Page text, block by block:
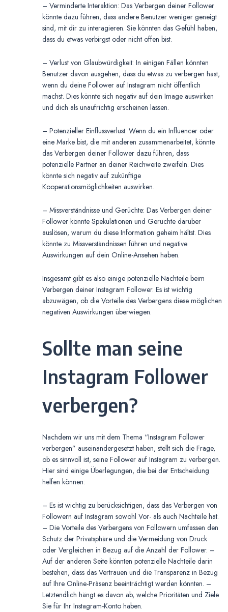
– Verminderte Interaktion: Das Verbergen deiner Follower
könnte dazu führen, dass andere Benutzer weniger geneigt
sind, mit dir zu interagieren. Sie könnten das Gefühl haben,
dass du etwas verbirgst oder nicht offen bist.
– Verlust von Glaubwürdigkeit: In einigen Fällen könnten
Benutzer davon ausgehen, dass du etwas zu verbergen hast,
wenn du deine Follower auf Instagram nicht öffentlich
machst. Dies könnte sich negativ auf dein Image auswirken
und dich als unaufrichtig erscheinen lassen.
– Potenzieller Einflussverlust: Wenn du ein Influencer oder
eine Marke bist, die mit anderen zusammenarbeitet, könnte
das Verbergen deiner Follower dazu führen, dass
potenzielle Partner an deiner Reichweite zweifeln. Dies
könnte sich negativ auf zukünftige
Kooperationsmöglichkeiten auswirken.
– Missverständnisse und Gerüchte: Das Verbergen deiner
Follower könnte Spekulationen und Gerüchte darüber
auslösen, warum du diese Information geheim hältst. Dies
könnte zu Missverständnissen führen und negative
Auswirkungen auf dein Online-Ansehen haben.
Insgesamt gibt es also einige potenzielle Nachteile beim
Verbergen deiner Instagram Follower. Es ist wichtig
abzuwägen, ob die Vorteile des Verbergens diese möglichen
negativen Auswirkungen überwiegen.
Sollte man seine
Instagram Follower
verbergen?
Nachdem wir uns mit dem Thema “Instagram Follower
verbergen” auseinandergesetzt haben, stellt sich die Frage,
ob es sinnvoll ist, seine Follower auf Instagram zu verbergen.
Hier sind einige Überlegungen, die bei der Entscheidung
helfen können:
– Es ist wichtig zu berücksichtigen, dass das Verbergen von
Followern auf Instagram sowohl Vor- als auch Nachteile hat.
– Die Vorteile des Verbergens von Followern umfassen den
Schutz der Privatsphäre und die Vermeidung von Druck
oder Vergleichen in Bezug auf die Anzahl der Follower. –
Auf der anderen Seite könnten potenzielle Nachteile darin
bestehen, dass das Vertrauen und die Transparenz in Bezug
auf Ihre Online-Präsenz beeinträchtigt werden könnten. –
Letztendlich hängt es davon ab, welche Prioritäten und Ziele
Sie für Ihr Instagram-Konto haben.